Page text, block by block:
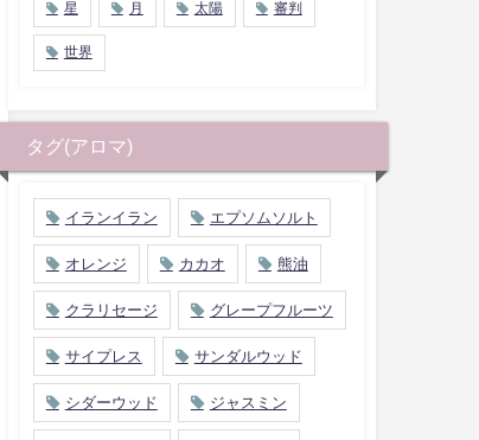
星 月 太陽 審判
世界
タグ(アロマ)
イランイラン エプソムソルト
オレンジ カカオ 熊油
クラリセージ グレープフルーツ
サイプレス サンダルウッド
シダーウッド ジャスミン